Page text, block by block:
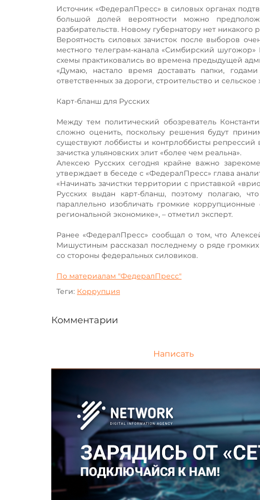
Источник «ФедералПресс» в силовых органах
большой долей вероятности можно
разбирательств. Новому губернатору нет никакого
Вероятность силовых зачисток после выборов
местного телеграм-канала «Симбирский
схемы практиковались во времена предыдущей
«Думаю, настало время доставать папки,
ответственных за дороги, строительство и
Карт-бланш для Русских
Между тем политический обозреватель
сложно оценить, поскольку решения будут
существуют лоббисты и контрлоббисты репрессий
зачистка ульяновских элит «более чем реальна».
Алексею Русских сегодня крайне важно
утверждает в беседе с «ФедералПресс» глава
«Начинать зачистки территории с приставкой
Русских выдан карт-бланш, поэтому полагаю,
параллельно изобличать громкие
региональной экономике», – отметил эксперт.
Ранее «ФедералПресс» сообщал о том, что
Мишустиным рассказал последнему о ряде
со стороны федеральных силовиков.
По материалам "ФедералПресс"
Теги: Коррупция
Комментарии
Написать